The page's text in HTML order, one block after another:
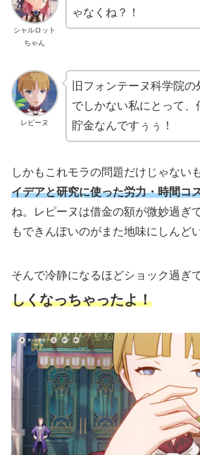
シャルロット
ちゃん
ゃなくね？！
レピーヌ
旧フォンテーヌ科学院
でしかない私にとって、
貯金なんですぅぅ！
しかもこれモラの問題だけじゃない
イデアと研究に使った労力・時間コ
ね。レピーヌは借金の額が微妙過ぎ
もできんぽいのがまた地味にしん
そんで冷静になるほどショック過ぎ
しくなっちゃったよ！